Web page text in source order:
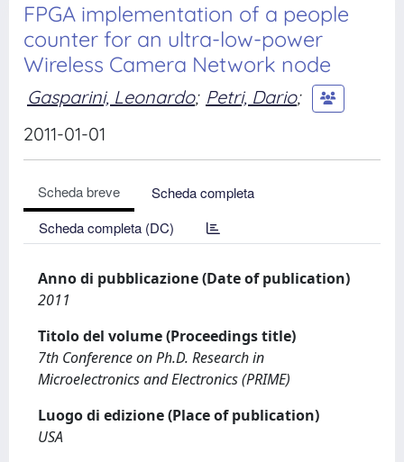
FPGA implementation of a people
counter for an ultra-low-power
Wireless Camera Network node
Gasparini, Leonardo; Petri, Dario;
2011-01-01
Scheda breve
Scheda completa
Scheda completa (DC)
Anno di pubblicazione (Date of publication)
2011
Titolo del volume (Proceedings title)
7th Conference on Ph.D. Research in
Microelectronics and Electronics (PRIME)
Luogo di edizione (Place of publication)
USA